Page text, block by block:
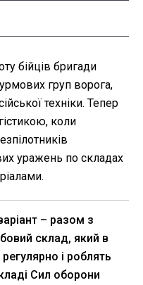
бійців бригади
груп ворога,
техніки. Тепер
коли
уражень по складах
– разом з
склад, який в
і роблять
Сил оборони